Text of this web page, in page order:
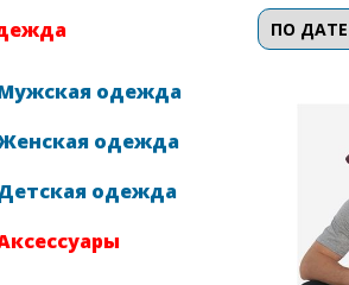
одежда
одежда
одежда